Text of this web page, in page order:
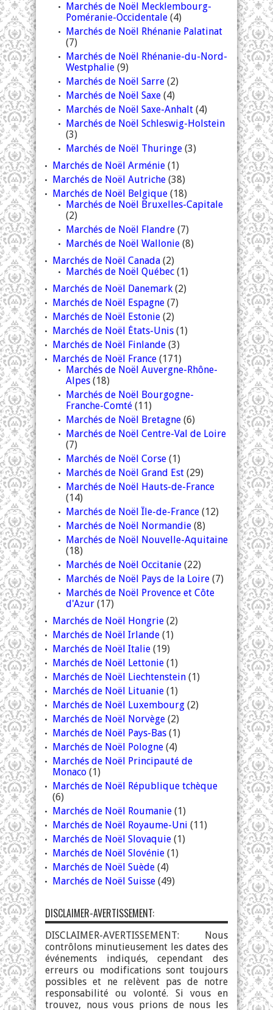
Marchés de Noël Mecklembourg-
Poméranie-Occidentale (4)
Marchés de Noël Rhénanie Palatinat
(7)
Marchés de Noël Rhénanie-du-Nord-
Westphalie (9)
Marchés de Noël Sarre (2)
Marchés de Noël Saxe (4)
Marchés de Noël Saxe-Anhalt (4)
Marchés de Noël Schleswig-Holstein
(3)
Marchés de Noël Thuringe (3)
Marchés de Noël Arménie (1)
Marchés de Noël Autriche (38)
Marchés de Noël Belgique (18)
Marchés de Noël Bruxelles-Capitale
(2)
Marchés de Noël Flandre (7)
Marchés de Noël Wallonie (8)
Marchés de Noël Canada (2)
Marchés de Noël Québec (1)
Marchés de Noël Danemark (2)
Marchés de Noël Espagne (7)
Marchés de Noël Estonie (2)
Marchés de Noël États-Unis (1)
Marchés de Noël Finlande (3)
Marchés de Noël France (171)
Marchés de Noël Auvergne-Rhône-
Alpes (18)
Marchés de Noël Bourgogne-
Franche-Comté (11)
Marchés de Noël Bretagne (6)
Marchés de Noël Centre-Val de Loire
(7)
Marchés de Noël Corse (1)
Marchés de Noël Grand Est (29)
Marchés de Noël Hauts-de-France
(14)
Marchés de Noël Île-de-France (12)
Marchés de Noël Normandie (8)
Marchés de Noël Nouvelle-Aquitaine
(18)
Marchés de Noël Occitanie (22)
Marchés de Noël Pays de la Loire (7)
Marchés de Noël Provence et Côte
d'Azur (17)
Marchés de Noël Hongrie (2)
Marchés de Noël Irlande (1)
Marchés de Noël Italie (19)
Marchés de Noël Lettonie (1)
Marchés de Noël Liechtenstein (1)
Marchés de Noël Lituanie (1)
Marchés de Noël Luxembourg (2)
Marchés de Noël Norvège (2)
Marchés de Noël Pays-Bas (1)
Marchés de Noël Pologne (4)
Marchés de Noël Principauté de
Monaco (1)
Marchés de Noël République tchèque
(6)
Marchés de Noël Roumanie (1)
Marchés de Noël Royaume-Uni (11)
Marchés de Noël Slovaquie (1)
Marchés de Noël Slovénie (1)
Marchés de Noël Suède (4)
Marchés de Noël Suisse (49)
DISCLAIMER-AVERTISSEMENT:
DISCLAIMER-AVERTISSEMENT: Nous
contrôlons minutieusement les dates des
événements indiqués, cependant des
erreurs ou modifications sont toujours
possibles et ne relèvent pas de notre
responsabilité ou volonté. Si vous en
trouvez, nous vous prions de nous les